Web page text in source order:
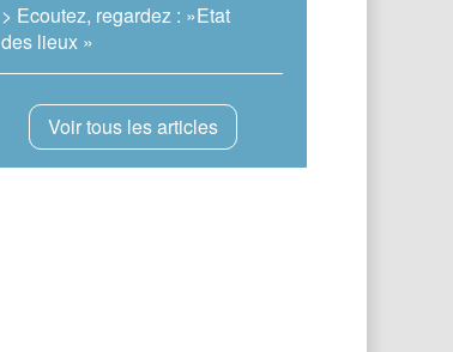
> Ecoutez, regardez : »Etat
des lieux »
Voir tous les articles